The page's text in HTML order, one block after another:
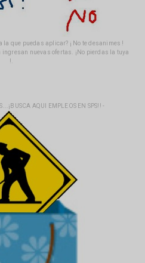
que puedas aplicar? ¡ No te desanimes !
nuevas ofertas. ¡No pierdas la tuya
!.
AQUI EMPLEOS EN SPS!! -